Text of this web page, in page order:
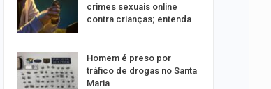
crimes sexuais online
contra crianças; entenda
Homem é preso por
tráfico de drogas no Santa
Maria